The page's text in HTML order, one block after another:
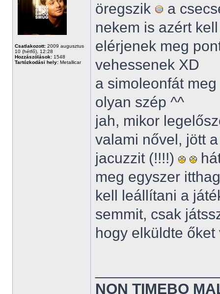
Csatlakozott: 2009 augusztus
10 (hétfő), 12:28
Hozzászólások: 1548
Tartózkodási hely: Metallicar
öregszik
a
nekem is azért
elérjenek meg
vehessenek XD
a simoleonfát
olyan szép ^^
jah, mikor
valami nővel, jött
jacuzzit (!!!!)
meg egyszer
kell leállítani a
semmit, csak
hogy elküldte
NON TIMEBO